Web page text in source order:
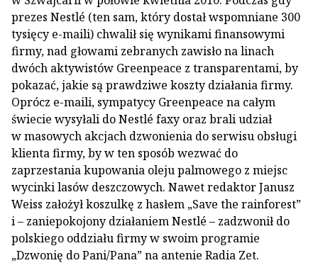
prezes Nestlé (ten sam, który dostał wspomniane 300
tysięcy e-maili) chwalił się wynikami finansowymi
firmy, nad głowami zebranych zawisło na linach
dwóch aktywistów Greenpeace z transparentami, by
pokazać, jakie są prawdziwe koszty działania firmy.
Oprócz e-maili, sympatycy Greenpeace na całym
świecie wysyłali do Nestlé faxy oraz brali udział
w masowych akcjach dzwonienia do serwisu obsługi
klienta firmy, by w ten sposób wezwać do
zaprzestania kupowania oleju palmowego z miejsc
wycinki lasów deszczowych. Nawet redaktor Janusz
Weiss założył koszulkę z hasłem „Save the rainforest”
i – zaniepokojony działaniem Nestlé – zadzwonił do
polskiego oddziału firmy w swoim programie
„Dzwonię do Pani/Pana” na antenie Radia Zet.